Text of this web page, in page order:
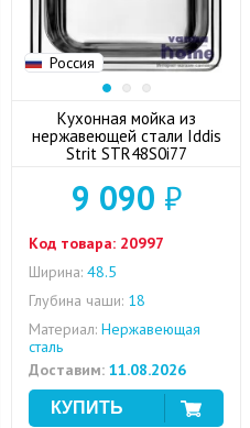
Россия
Кухонная мойка из
нержавеющей стали Iddis
Strit STR48S0i77
9 090 ₽
Код товара: 20997
Ширина: 48.5
Глубина чаши: 18
Материал: Нержавеющая
сталь
Доставим: 11.08.2026